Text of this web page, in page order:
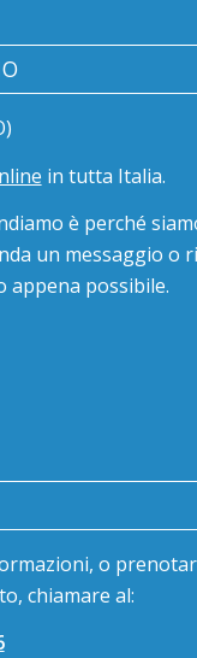
in tutta Italia.
è perché
un messaggio o
appena possibile.
o
chiamare al: